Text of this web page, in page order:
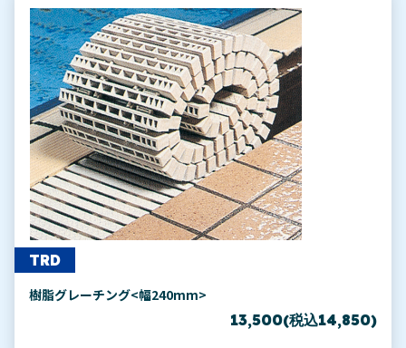
TRD
樹脂グレーチング<幅240mm>
13,500(税込14,850)